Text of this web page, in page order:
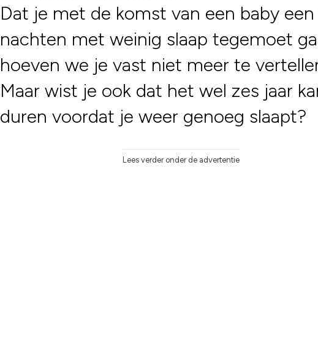
Dat je met de komst van een baby
nachten met weinig slaap tegemoet
hoeven we je vast niet meer te
Maar wist je ook dat het wel zes jaar
duren voordat je weer genoeg slaapt?
Lees verder onder de advertentie